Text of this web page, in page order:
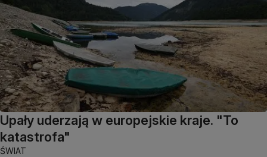
Upały uderzają w europejskie kraje. "To
katastrofa"
ŚWIAT